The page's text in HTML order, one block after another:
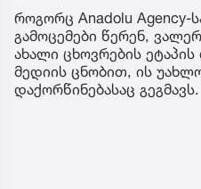
როგორც Anadolu Agency-
გამოცემები წერენ,
ახალი ცხოვრების
მედიის ცნობით, ის
დაქორწინებასაც გეგმავს.